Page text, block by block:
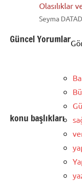
Olasılıklar
Seyma
Güncel Yorumlar
konu başlıkları